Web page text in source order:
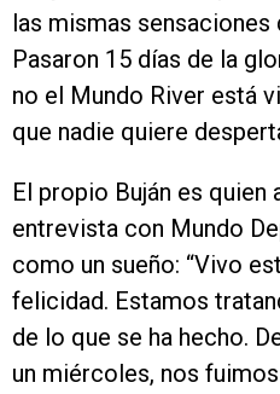
las mismas
Pasaron 15 días de la
no el Mundo River está
que nadie quiere
El propio Buján es quien
entrevista con Mundo
como un sueño: “Vivo
felicidad. Estamos
de lo que se ha hecho.
un miércoles, nos